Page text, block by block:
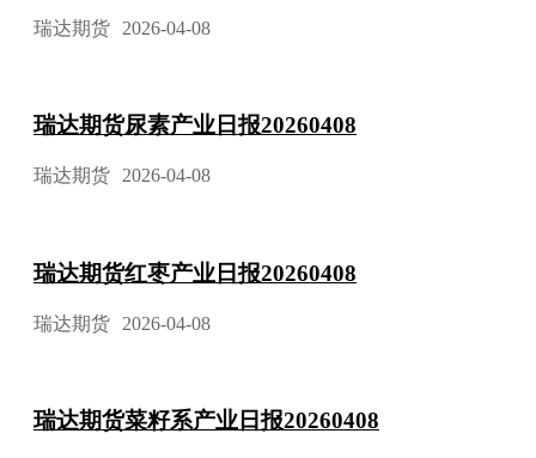
瑞达期货 2026-04-08
瑞达期货尿素产业日报20260408
瑞达期货 2026-04-08
瑞达期货红枣产业日报20260408
瑞达期货 2026-04-08
瑞达期货菜籽系产业日报20260408